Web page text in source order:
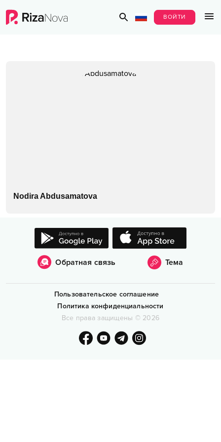
ВОЙТИ
Nodira Abdusamatova
Обратная связь Тема
Пользовательское соглашение
Политика конфиденциальности
Все права защищены © 2026